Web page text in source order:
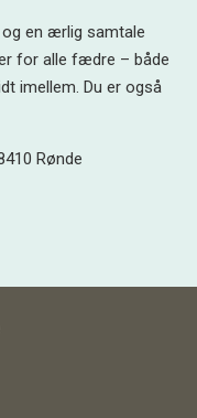
en ærlig samtale
for alle fædre – både
imellem. Du er også
Rønde